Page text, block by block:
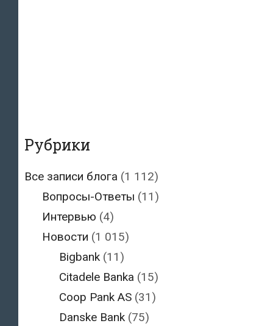
Рубрики
Все записи блога (1 112)
Вопросы-Ответы (11)
Интервью (4)
Новости (1 015)
Bigbank (11)
Citadele Banka (15)
Coop Pank AS (31)
Danske Bank (75)